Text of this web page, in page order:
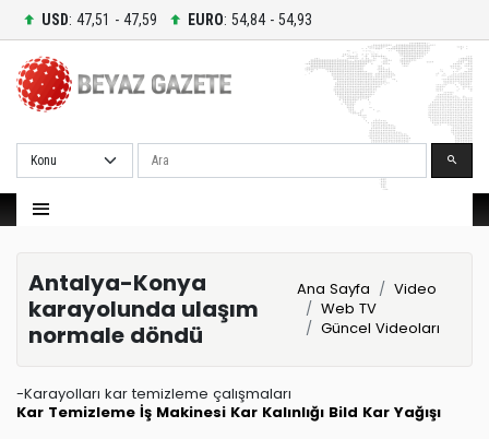
USD: 47,51 - 47,59 EURO: 54,84 - 54,93
Ara
Antalya-Konya
karayolunda ulaşım
normale döndü
Ana Sayfa
Video
Web TV
Güncel Videoları
-Karayolları kar temizleme çalışmaları
Kar Temizleme İş Makinesi Kar Kalınlığı Bild Kar Yağışı